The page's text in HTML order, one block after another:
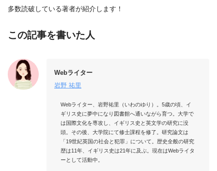
多数読破している著者が紹介します！
この記事を書いた人
Webライター
岩野 祐里
Webライター、岩野祐里（いわのゆり）。5歳の頃、イ
ギリス史に夢中になり図書館へ通いながら育つ。大学で
は国際文化を専攻し、イギリス史と英文学の研究に没
頭。その後、大学院にて修士課程を修了。研究論文は
「19世紀英国の社会と犯罪」について。歴史全般の研究
歴は11年、イギリス史は21年に及ぶ。現在はWebライタ
ーとして活動中。